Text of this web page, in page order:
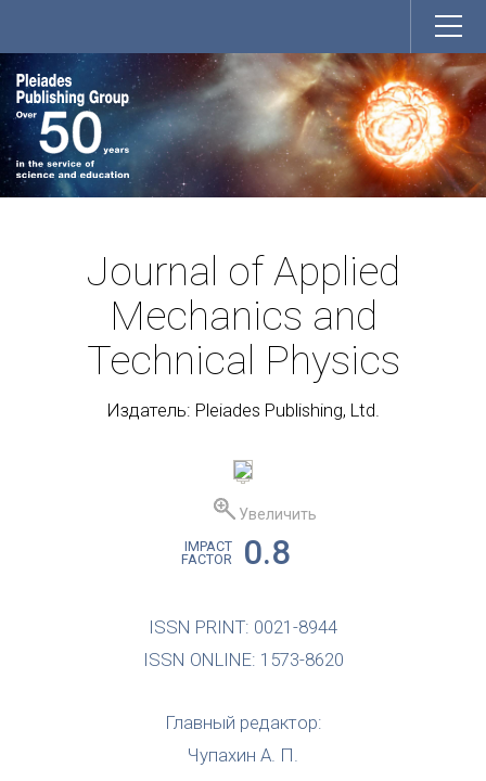
Journal of Applied
Mechanics and
Technical Physics
Издатель: Pleiades Publishing, Ltd.
Увеличить
IMPACT
FACTOR
0.8
ISSN PRINT: 0021-8944
ISSN ONLINE: 1573-8620
Главный редактор:
Чупахин А. П.